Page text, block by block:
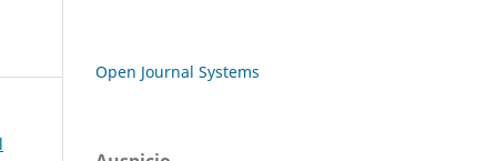
Open Journal Systems